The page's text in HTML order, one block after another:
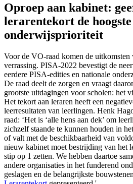
Oproep aan kabinet:
lerarentekort de hoogste
onderwijsprioriteit
Voor de VO-raad komen de uitkomsten
verrassing. PISA-2022 bevestigt de
eerdere PISA-edities en nationale
De raad deelt de zorgen en vraagt
grootste uitdagingen voor scholen: het
Het tekort aan leraren heeft een
leerresultaten van leerlingen. Henk
raad: ‘Het is ‘alle hens aan dek’ om
zichzelf staande te kunnen houden in
of valt met de beschikbaarheid van
nieuw kabinet moet bestrijding van het
stip op 1 zetten. We hebben daartoe
andere organisaties in het funderend
geslagen en de belangrijkste